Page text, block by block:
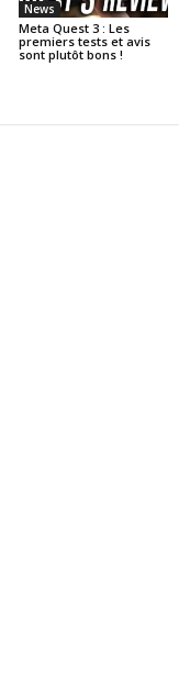
News
Meta Quest 3 : Les
premiers tests et avis
sont plutôt bons !